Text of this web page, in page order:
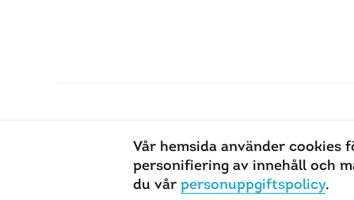
Vår hemsida använder cookies
personifiering av innehåll och
du vår personuppgiftspolicy.